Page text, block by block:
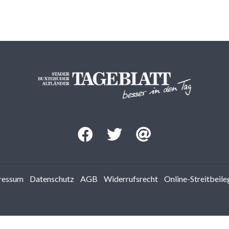
Datenschutz AGB Widerrufsrecht Online-